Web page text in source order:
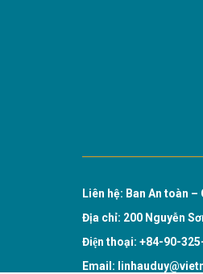
Liên hệ: Ban An toàn
Địa chỉ: 200 Nguyễn
Điện thoại: +84-90-
Email: